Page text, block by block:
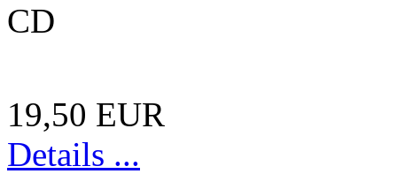
CD
19,50 EUR
Details ...